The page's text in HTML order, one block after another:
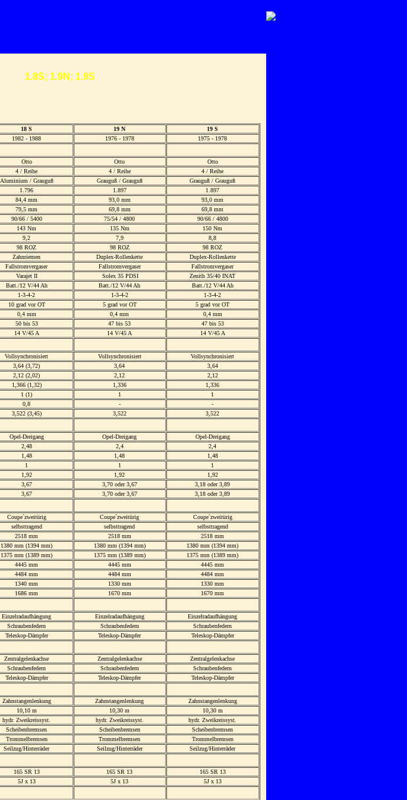
1.8S; 1.9N; 1.9S
18 S 19 N
19 S
1982 - 1988 1976 - 1978
1975 - 1978
Otto Otto
Otto
4 / Reihe 4 / Reihe
4 / Reihe
Aluminium / Grauguß Grauguß / Grauguß
Grauguß / Grauguß
1.796 1.897
1.897
84,4 mm 93,0 mm
93,0 mm
79,5 mm 69,8 mm
69,8 mm
90/66 / 5400 75/54 / 4800
90/66 / 4800
143 Nm 135 Nm
150 Nm
9,2 7,9
8,8
98 ROZ 98 ROZ
98 ROZ
Zahnriemen Duplex-Rollenkette
Duplex-Rollenkette
Fallstromvergaser Fallstromvergaser
Fallstromvergaser
Varajet II Solex 35 PDSI
Zenith 35/40 INAT
Batt./12 V/44 Ah Batt./12 V/44 Ah
Batt./12 V/44 Ah
1-3-4-2 1-3-4-2
1-3-4-2
10 grad vor OT 5 grad vor OT
5 grad vor OT
0,4 mm 0,4 mm
0,4 mm
50 bis 53 47 bis 53
47 bis 53
14 V/45 A 14 V/45 A
14 V/45 A
Vollsynchronisiert Vollsynchronisiert
Vollsynchronisiert
3,64 (3,72) 3,64
3,64
2,12 (2,02) 2,12
2,12
1,366 (1,32) 1,336
1,336
1 (1) 1
1
0,8 -
-
3,522 (3,45) 3,522
3,522
Opel-Dreigang Opel-Dreigang
Opel-Dreigang
2,48 2,4
2,4
1,48 1,48
1,48
1 1
1
1,92 1,92
1,92
3,67 3,70 oder 3,67
3,18 oder 3,89
3,67 3,70 oder 3,67
3,18 oder 3,89
Coupe`zweitürig Coupe`zweitürig
Coupe`zweitürig
selbsttragend selbsttragend
selbsttragend
2518 mm 2518 mm
2518 mm
1380 mm (1394 mm) 1380 mm (1394 mm)
1380 mm (1394 mm)
1375 mm (1389 mm) 1375 mm (1389 mm)
1375 mm (1389 mm)
4445 mm 4445 mm
4445 mm
4484 mm 4484 mm
4484 mm
1340 mm 1330 mm
1330 mm
1686 mm 1670 mm
1670 mm
Einzelradaufhängung Einzelradaufhängung
Einzelradaufhängung
Schraubenfedern Schraubenfedern
Schraubenfedern
Teleskop-Dämpfer Teleskop-Dämpfer
Teleskop-Dämpfer
Zentralgelenkachse Zentralgelenkachse
Zentralgelenkachse
Schraubenfedern Schraubenfedern
Schraubenfedern
Teleskop-Dämpfer Teleskop-Dämpfer
Teleskop-Dämpfer
Zahnstangenlenkung Zahnstangenlenkung
Zahnstangenlenkung
10,10 m 10,30 m
10,30 m
hydr. Zweikreissyst. hydr. Zweikreissyst.
hydr. Zweikreissyst.
Scheibenbremsen Scheibenbremsen
Scheibenbremsen
Trommelbremsen Trommelbremsen
Trommelbremsen
Seilzug/Hinterräder Seilzug/Hinterräder
Seilzug/Hinterräder
165 SR 13 165 SR 13
165 SR 13
5J x 13 5J x 13
5J x 13